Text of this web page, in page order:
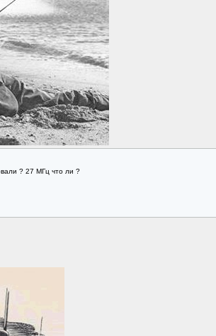
? 27 МГц что ли ?